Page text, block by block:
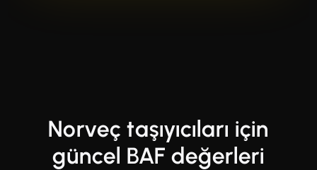
Norveç taşıyıcıları için
güncel BAF değerleri